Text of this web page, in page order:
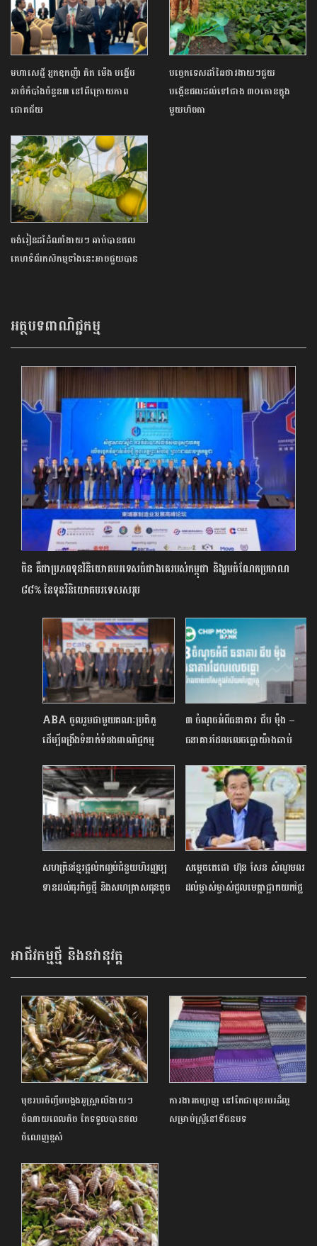
មហាសេដ្ឋី អ្នកឧកញ៉ា គិត ម៉េង បង្ហើប
អាថ៌កំបាំងចំនួន៣ នៅពីក្រោយភាព
ជោគជ័យ
បច្ចេកទេសដាំឆៃថាវងាយៗជួយ
បង្កើនផលដល់ទៅជាង ៣០តោនក្នុង
មួយហិចតា
ចង់រៀនដាំដំណាំងាយៗ ឆាប់បានផល
គេហទំព័រកសិកម្មទាំងនេះអាចជួយបាន
អត្ថបទពាណិជ្ជកម្ម
ចិន គឺជាប្រភពទុនវិនិយោគបរទេសធំជាងគេរបស់កម្ពុជា និងរួមចំណែកប្រមាណ
៨៨% នៃទុនវិនិយោគបរទេសសរុប
ABA ចូលរួមជាមួយគណៈប្រតិភូ
ដើម្បីពង្រឹងទំនាក់ទំនងពាណិជ្ជកម្ម
៣ ចំណុចអំពីធនាគារ ជីប ម៉ុង –
ធនាគារដែលលេចធ្លោយ៉ាងឆាប់
សហគ្រិនខ្មែរផ្ដល់កញ្ចប់ជំនួយហិរញ្ញប្ប
ទានដល់ធុរកិច្ចថ្មី និងសហគ្រាសធុនតូច
សម្ដេចតេជោ ហ៊ុន សែន សំណូមពរ
ដល់ម្ចាស់ម្ចាស់ជួលមេត្តាផ្អាកយកថ្លៃ
អាជីវកម្មថ្មី និងនវានុវត្ត
មុខរបរចិញ្ចឹមបង្កងអូស្ត្រាលីងាយៗ
ចំណាយពេលតិច តែទទួលបានផល
ចំណេញខ្ពស់
ការងារតម្បាញ នៅតែជាមុខរបរដ៏ល្អ
សម្រាប់ស្ត្រីនៅទីជនបទ